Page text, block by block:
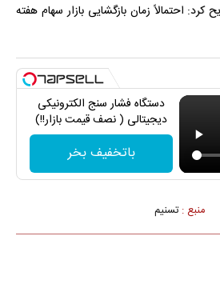
کرد: احتمالاً زمان بازگشایی بازار سهام هفته
دستگاه فشار سنج الکترونیکی
دیجیتالی ( نصف قیمت بازار!!)
باتخفیف بخر
منبع :تسنیم